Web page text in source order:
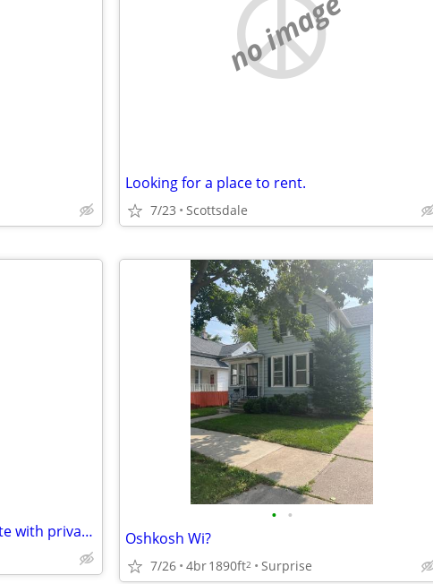
no image
Looking for a place to rent.
7/23 Scottsdale
Single male seeking room or suite with private entrance
• •
Oshkosh Wi?
7/26 4br1890ft2 Surprise